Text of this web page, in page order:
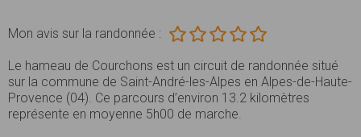
Mon avis sur la randonnée :
Le hameau de Courchons est un circuit de randonnée situé
sur la commune de Saint-André-les-Alpes en Alpes-de-Haute-
Provence (04). Ce parcours d’environ 13.2 kilomètres
représente en moyenne 5h00 de marche.